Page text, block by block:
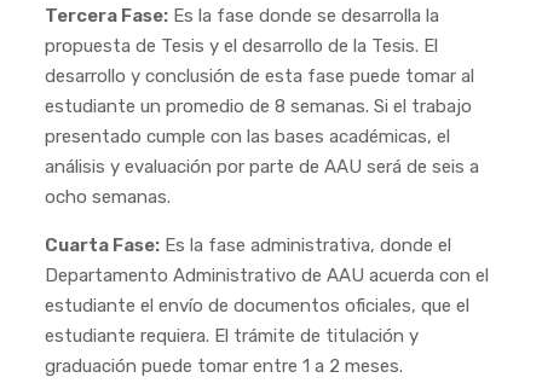
Tercera Fase:Es la fase donde se desarrolla la
propuesta de Tesis y el desarrollo de la Tesis. El
desarrollo y conclusión de esta fase puede tomar al
estudiante un promedio de 8 semanas. Si el trabajo
presentado cumple con las bases académicas, el
análisis y evaluación por parte de AAU será de seis a
ocho semanas.
Cuarta Fase:Es la fase administrativa, donde el
Departamento Administrativo de AAU acuerda con el
estudiante el envío de documentos oficiales, que el
estudiante requiera. El trámite de titulación y
graduación puede tomar entre 1 a 2 meses.